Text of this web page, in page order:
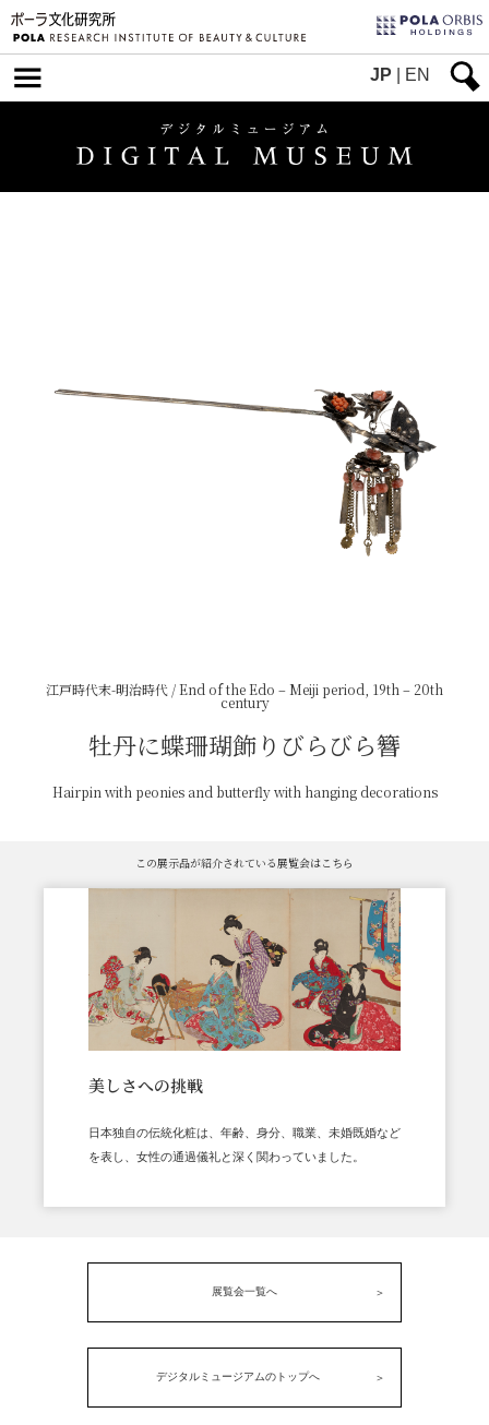
JP EN
江戸時代末-明治時代 / End of the Edo – Meiji period, 19th – 20th
century
牡丹に蝶珊瑚飾りびらびら簪
Hairpin with peonies and butterfly with hanging decorations
この展示品が紹介されている展覧会はこちら
美しさへの挑戦
日本独自の伝統化粧は、年齢、身分、職業、未婚既婚など
を表し、女性の通過儀礼と深く関わっていました。
展覧会一覧へ
デジタルミュージアムのトップへ